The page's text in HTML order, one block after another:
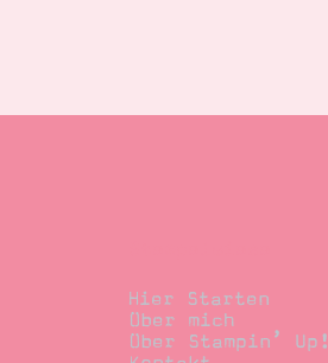
Hier Starten
Über mich
Über Stampin’ Up!